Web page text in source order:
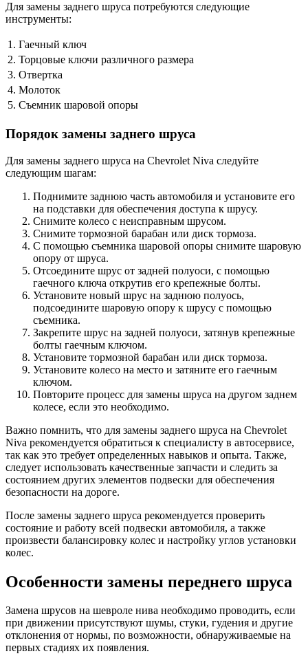
Для замены заднего шруса потребуются следующие
инструменты:
1. Гаечный ключ
2. Торцовые ключи различного размера
3. Отвертка
4. Молоток
5. Съемник шаровой опоры
Порядок замены заднего шруса
Для замены заднего шруса на Chevrolet Niva следуйте
следующим шагам:
Поднимите заднюю часть автомобиля и установите его
на подставки для обеспечения доступа к шрусу.
Снимите колесо с неисправным шрусом.
Снимите тормозной барабан или диск тормоза.
С помощью съемника шаровой опоры снимите шаровую
опору от шруса.
Отсоедините шрус от задней полуоси, с помощью
гаечного ключа открутив его крепежные болты.
Установите новый шрус на заднюю полуось,
подсоедините шаровую опору к шрусу с помощью
съемника.
Закрепите шрус на задней полуоси, затянув крепежные
болты гаечным ключом.
Установите тормозной барабан или диск тормоза.
Установите колесо на место и затяните его гаечным
ключом.
Повторите процесс для замены шруса на другом заднем
колесе, если это необходимо.
Важно помнить, что для замены заднего шруса на Chevrolet
Niva рекомендуется обратиться к специалисту в автосервисе,
так как это требует определенных навыков и опыта. Также,
следует использовать качественные запчасти и следить за
состоянием других элементов подвески для обеспечения
безопасности на дороге.
После замены заднего шруса рекомендуется проверить
состояние и работу всей подвески автомобиля, а также
произвести балансировку колес и настройку углов установки
колес.
Особенности замены переднего шруса
Замена шрусов на шевроле нива необходимо проводить, если
при движении присутствуют шумы, стуки, гудения и другие
отклонения от нормы, по возможности, обнаруживаемые на
первых стадиях их появления.